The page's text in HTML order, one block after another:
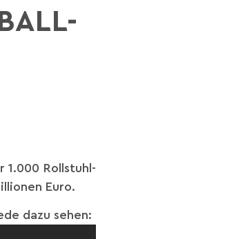
1.000 Rollstuhl-
Euro.
dazu sehen: